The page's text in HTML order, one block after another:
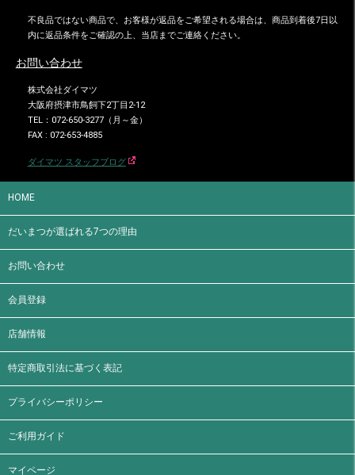
不良品ではない商品で、お客様が返品をご希望される場合は、商品到着後7日以
内に返品条件をご確認の上、当店までご連絡ください。
お問い合わせ
株式会社ダイマツ
大阪府摂津市鳥飼下2丁目2-12
TEL：072-650-3277（月～金）
FAX : 072-653-4885
ダイマツ スタッフブログ
HOME
だいまつが選ばれる7つの理由
お問い合わせ
会員登録
店舗情報
特定商取引法に基づく表記
プライバシーポリシー
ご利用ガイド
マイページ